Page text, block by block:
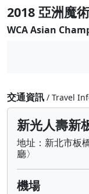
2018 亞洲魔
WCA Asian
交通資訊 / Travel
新光人壽新
地址：新北市板
廳〉
機場